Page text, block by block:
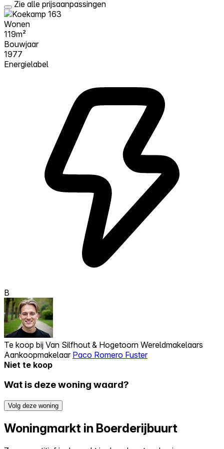
Zie alle prijsaanpassingen
Wonen
119m²
Bouwjaar
1977
Energielabel
B
Te koop bij Van Silfhout & Hogetoorn Wereldmakelaars
Aankoopmakelaar Paco Romero Fuster
Niet te koop
Wat is deze woning waard?
Volg deze woning
Woningmarkt in Boerderijbuurt